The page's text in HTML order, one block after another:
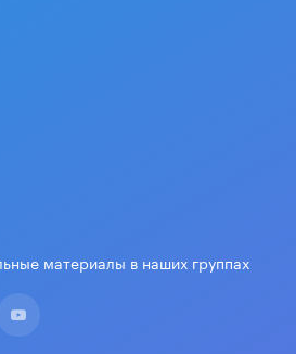
материалы в наших группах